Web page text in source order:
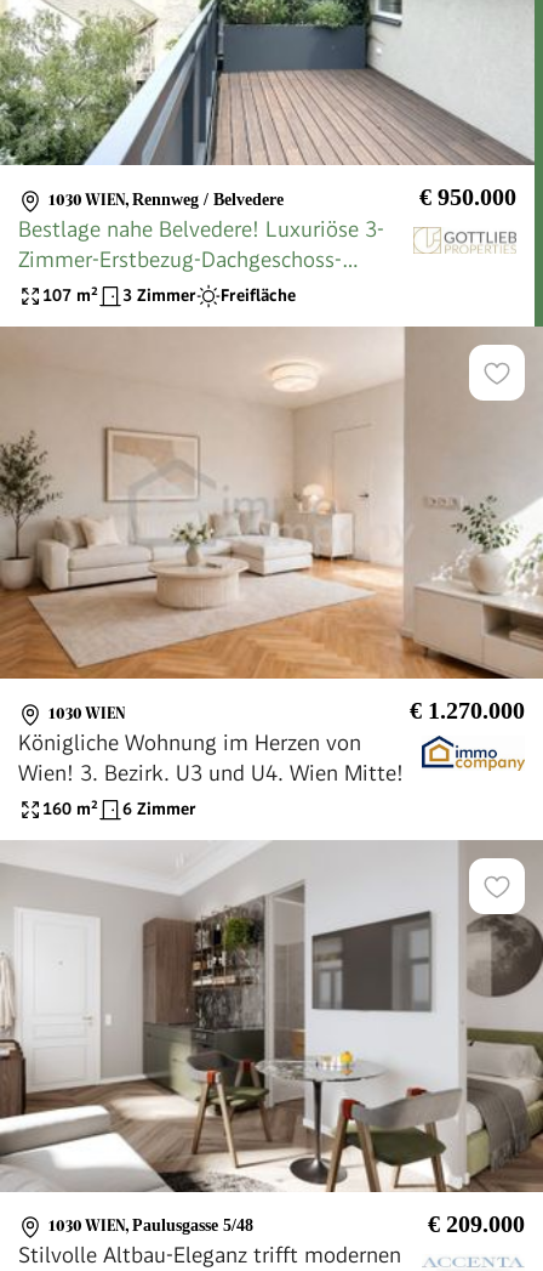
1030 WIEN, Rennweg / Belvedere € 950.000
Bestlage nahe Belvedere! Luxuriöse 3-
Zimmer-Erstbezug-Dachgeschoss-
Wohnung mit zwei Balkonen in
107 m² 3 Zimmer Freifläche
1030 WIEN € 1.270.000
Königliche Wohnung im Herzen von
Wien! 3. Bezirk. U3 und U4. Wien Mitte!
160 m² 6 Zimmer
1030 WIEN, Paulusgasse 5/48 € 209.000
Stilvolle Altbau-Eleganz trifft modernen